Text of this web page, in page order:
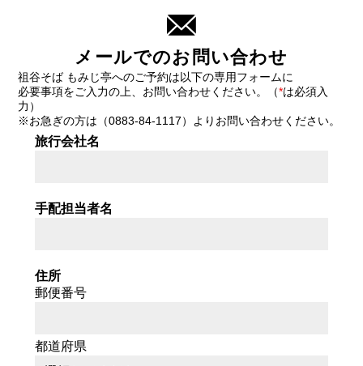
メールでのお問い合わせ
祖谷そば もみじ亭へのご予約は以下の専用フォームに
必要事項をご入力の上、 お問い合わせください。 （*は必須入
力）
※お急ぎの方は（0883-84-1117） よりお問い合わせください。
旅行会社名
手配担当者名
住所
郵便番号
都道府県